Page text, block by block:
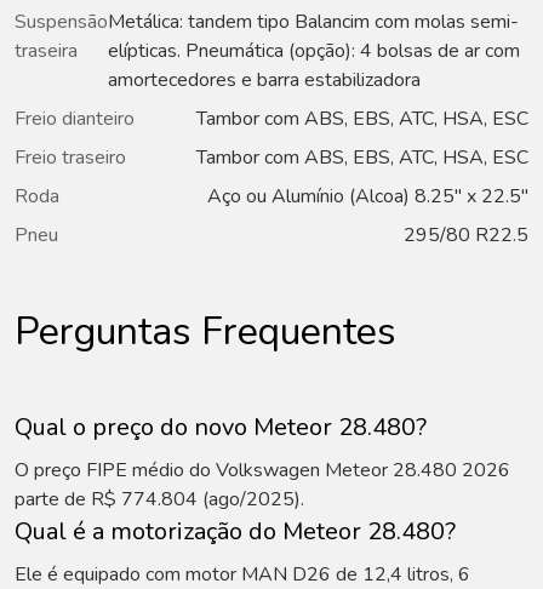
Suspensão
traseira
Metálica: tandem tipo Balancim com molas semi-
elípticas. Pneumática (opção): 4 bolsas de ar com
amortecedores e barra estabilizadora
Freio dianteiro
Tambor com ABS, EBS, ATC, HSA, ESC
Freio traseiro
Tambor com ABS, EBS, ATC, HSA, ESC
Roda
Aço ou Alumínio (Alcoa) 8.25" x 22.5"
Pneu
295/80 R22.5
Perguntas Frequentes
Qual o preço do novo Meteor 28.480?
O preço FIPE médio do Volkswagen Meteor 28.480 2026
parte de R$ 774.804 (ago/2025).
Qual é a motorização do Meteor 28.480?
Ele é equipado com motor MAN D26 de 12,4 litros, 6